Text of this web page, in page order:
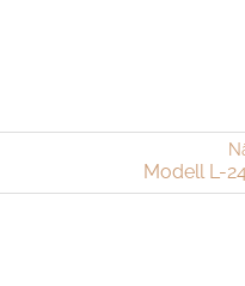
Mo­dell L-​